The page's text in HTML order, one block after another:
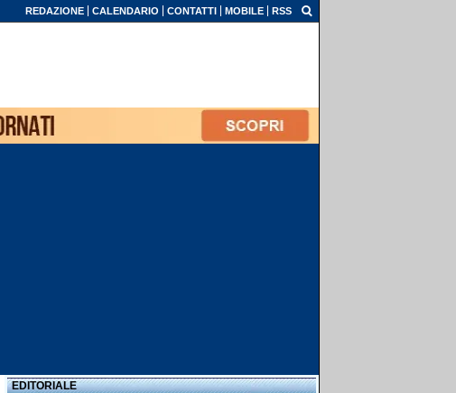
REDAZIONE CALENDARIO CONTATTI MOBILE RSS
EDITORIALE